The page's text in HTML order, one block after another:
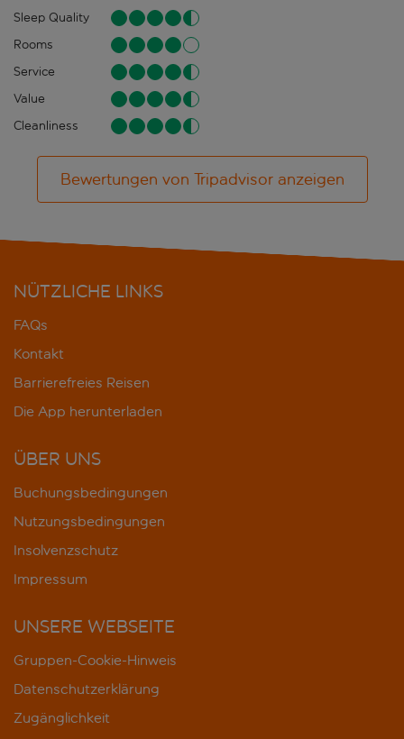
Sleep Quality
Rooms
Service
Value
Cleanliness
Bewertungen von Tripadvisor anzeigen
NÜTZLICHE LINKS
FAQs
Kontakt
Barrierefreies Reisen
Die App herunterladen
ÜBER UNS
Buchungsbedingungen
Nutzungsbedingungen
Insolvenzschutz
Impressum
UNSERE WEBSEITE
Gruppen-Cookie-Hinweis
Datenschutzerklärung
Zugänglichkeit